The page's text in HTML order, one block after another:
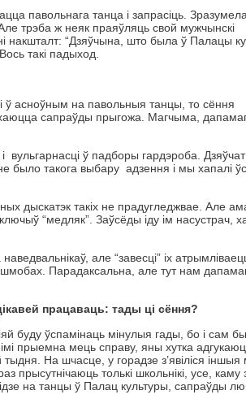
павольнага танца і запрасіць.
трэба ж неяк праяўляць свой мужчынскі
накшталт: “Дзяўчына, што была ў Палацы
такі падыход.
ў асноўным на павольныя танцы, то сёння
сапраўды прыгожа. Магчыма,
вульгарнасці ў падборы гардэроба.
было такога выбару адзення і мы хапалі
дыскатэк такіх не прадугледжвае. Але
“медляк”. Заўсёды іду ім насустрач,
але “завесці” іх
Парадаксальна, але тут нам
працаваць: тады ці сёння?
буду ўспамінаць мінулыя гады, бо і сам
прыемна мець справу, яны хутка
На шчасце, у горадзе з’явіліся
толькі школьнікі, усе, каму
на танцы ў Палац культуры, сапраўды